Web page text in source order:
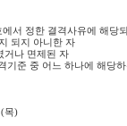
에서 정한 결격사유에 해당
되지 아니한 자
거나 면제된 자
기준 중 어느 하나에 해당
목)